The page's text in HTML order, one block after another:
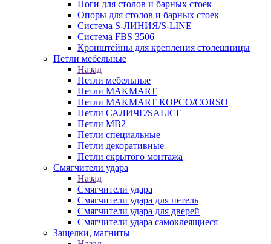
Ноги для столов и барных стоек
Опоры для столов и барных стоек
Система S-ЛИНИЯ/S-LINE
Система FBS 3506
Кронштейны для крепления столешницы
Петли мебельные
Назад
Петли мебельные
Петли MAKMART
Петли MAKMART КОРСО/CORSO
Петли САЛИЧЕ/SALICE
Петли MB2
Петли специальные
Петли декоративные
Петли скрытого монтажа
Смягчители удара
Назад
Смягчители удара
Смягчители удара для петель
Смягчители удара для дверей
Cмягчители удара самоклеящиеся
Защелки, магниты